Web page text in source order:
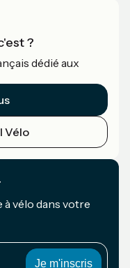
?
dédié aux
Vélo
à vélo dans votre